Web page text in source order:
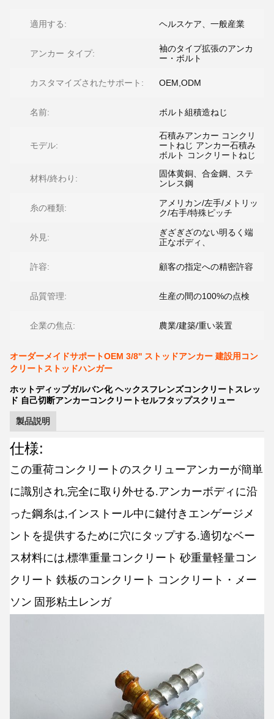
適用する: ヘルスケア、一般産業
アンカー タイプ:
袖のタイプ拡張のアンカ
ー・ボルト
カスタマイズされたサポート: OEM,ODM
名前: ボルト組積造ねじ
モデル:
石積みアンカー コンクリ
ートねじ アンカー石積み
ボルト コンクリートねじ
材料/終わり:
固体黄銅、合金鋼、ステ
ンレス鋼
糸の種類:
アメリカン/左手/メトリッ
ク/右手/特殊ピッチ
外見:
ぎざぎざのない明るく端
正なボディ、
許容: 顧客の指定への精密許容
品質管理: 生産の間の100%の点検
企業の焦点: 農業/建築/重い装置
オーダーメイドサポートOEM 3/8'' ストッドアンカー 建設用コン
クリートストッドハンガー
ホットディップガルバン化 ヘックスフレンズコンクリートスレッ
ド 自己切断アンカーコンクリートセルフタップスクリュー
製品説明
仕様:
この重荷コンクリートのスクリューアンカーが簡単
に識別され,完全に取り外せる.アンカーボディに沿
った鋼糸は,インストール中に鍵付きエンゲージメ
ントを提供するために穴にタップする.適切なベー
ス材料には,標準重量コンクリート 砂重量軽量コン
クリート 鉄板のコンクリート コンクリート・メー
ソン 固形粘土レンガ